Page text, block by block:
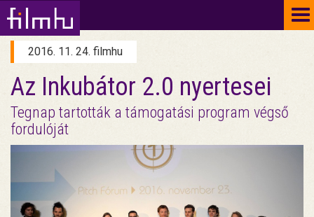
2016. 11. 24. filmhu
Az Inkubátor 2.0 nyertesei
Tegnap tartották a támogatási program végső
fordulóját